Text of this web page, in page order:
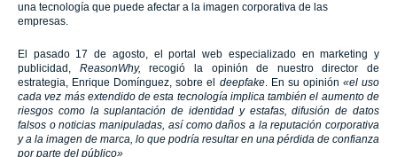
una tecnología que puede afectar a la imagen corporativa de las
empresas.
El pasado 17 de agosto, el portal web especializado en marketing y
publicidad, ReasonWhy, recogió la opinión de nuestro director de
estrategia, Enrique Domínguez, sobre el deepfake. En su opinión «el uso
cada vez más extendido de esta tecnología implica también el aumento de
riesgos como la suplantación de identidad y estafas, difusión de datos
falsos o noticias manipuladas, así como daños a la reputación corporativa
y a la imagen de marca, lo que podría resultar en una pérdida de confianza
por parte del público»